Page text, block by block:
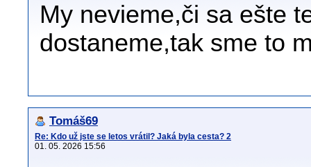
My nevieme,či sa ešte
dostaneme,tak sme to
Tomáš69
Re: Kdo už jste se letos vrátil? Jaká byla cesta? 2
01. 05. 2026 15:56